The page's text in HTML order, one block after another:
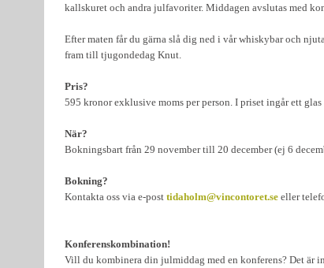
kallskuret och andra julfavoriter. Middagen avslutas med
Efter maten får du gärna slå dig ned i vår whiskybar och
fram till tjugondedag Knut.
Pris?
595 kronor exklusive moms per person. I priset ingår ett glas
När?
Bokningsbart från 29 november till 20 december (ej 6
Bokning?
Kontakta oss via e-post tidaholm@vincontoret.se eller
Konferenskombination!
Vill du kombinera din julmiddag med en konferens? Det är